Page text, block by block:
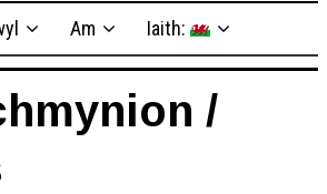
Am Iaith:
/